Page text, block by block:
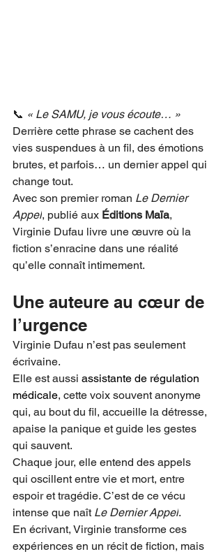
📞 « Le SAMU, je vous écoute… »
Derrière cette phrase se cachent des
vies suspendues à un fil, des émotions
brutes, et parfois… un dernier appel qui
change tout.
Avec son premier roman Le Dernier
Appel, publié aux Éditions Maïa,
Virginie Dufau livre une œuvre où la
fiction s’enracine dans une réalité
qu’elle connaît intimement.
Une auteure au cœur de
l’urgence
Virginie Dufau n’est pas seulement
écrivaine.
Elle est aussi assistante de régulation
médicale, cette voix souvent anonyme
qui, au bout du fil, accueille la détresse,
apaise la panique et guide les gestes
qui sauvent.
Chaque jour, elle entend des appels
qui oscillent entre vie et mort, entre
espoir et tragédie. C’est de ce vécu
intense que naît Le Dernier Appel.
En écrivant, Virginie transforme ces
expériences en un récit de fiction, mais